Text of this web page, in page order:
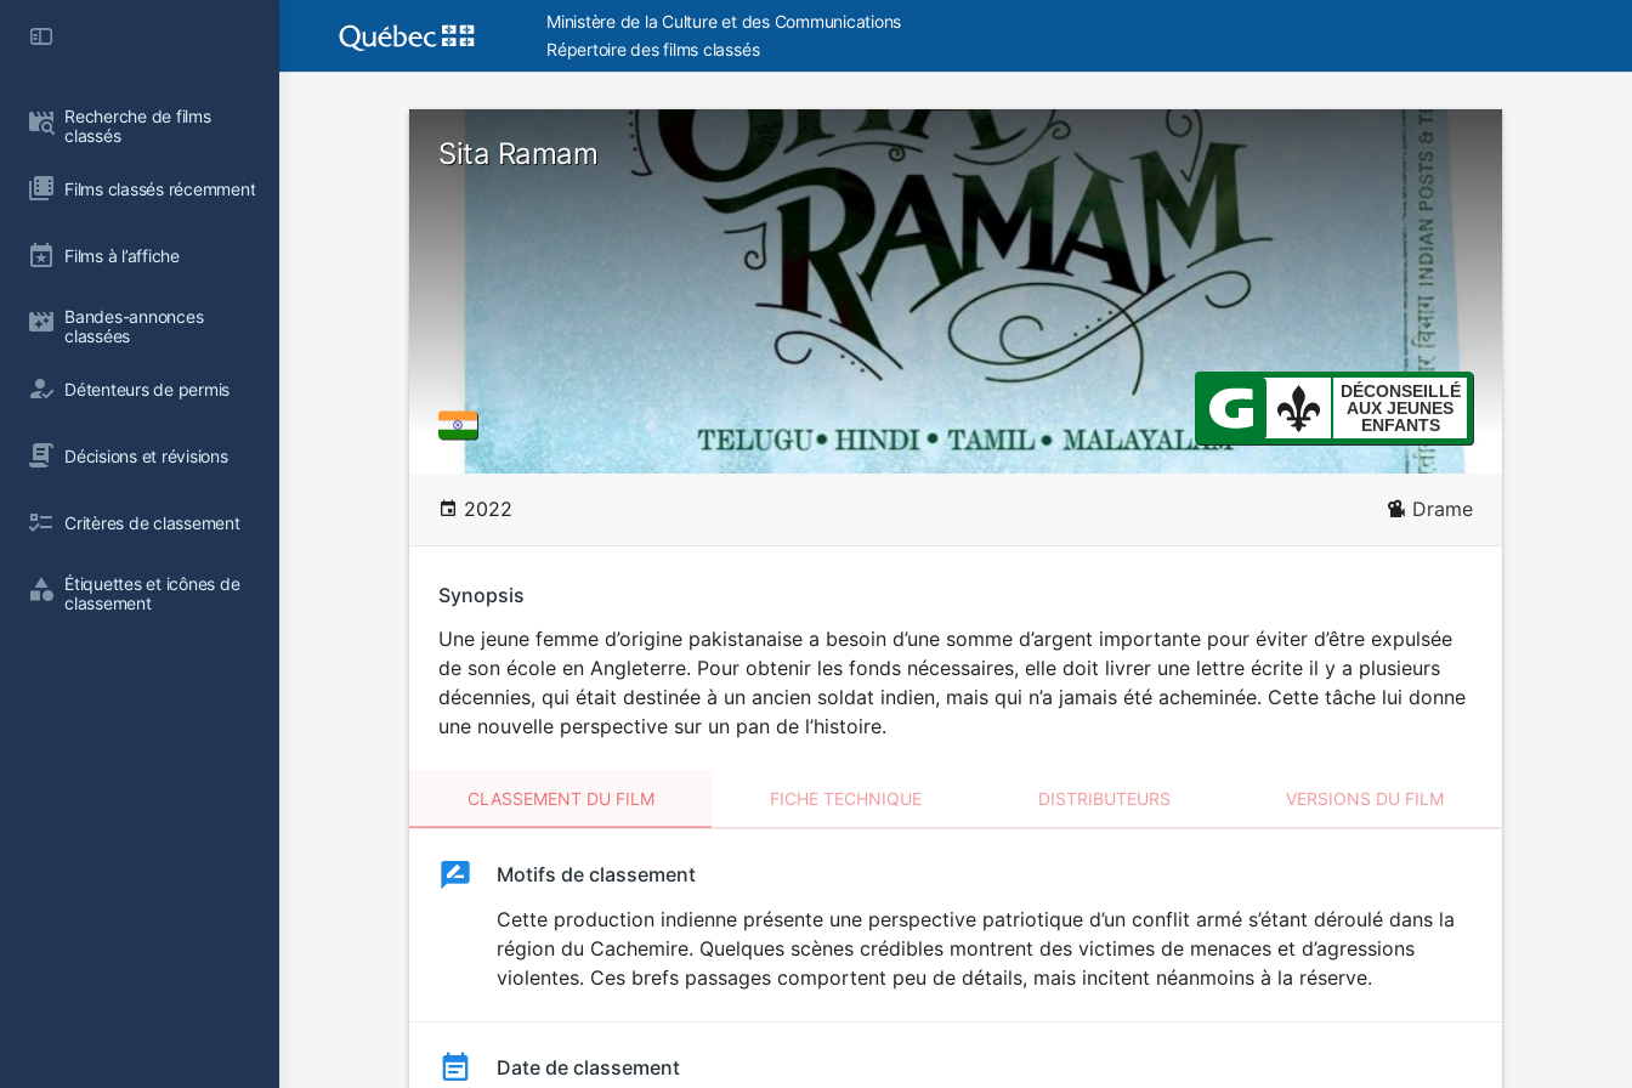
Recherche de films
classés
Films classés récemment
Films à l’affiche
Bandes-annonces
classées
Détenteurs de permis
Décisions et révisions
Critères de classement
Étiquettes et icônes de
classement
Ministère de la Culture et des Communications
Répertoire des films classés
Sita Ramam
DÉCONSEILLÉ
AUX JEUNES
ENFANTS
2022 Drame
Synopsis
Une jeune femme d’origine pakistanaise a besoin d’une somme d’argent importante pour éviter d’être expulsée
de son école en Angleterre. Pour obtenir les fonds nécessaires, elle doit livrer une lettre écrite il y a plusieurs
décennies, qui était destinée à un ancien soldat indien, mais qui n’a jamais été acheminée. Cette tâche lui donne
une nouvelle perspective sur un pan de l’histoire.
CLASSEMENT DU FILM FICHE TECHNIQUE DISTRIBUTEURS VERSIONS DU FILM
ClassementClassement
DÉCONSEILLÉ
AUX JEUNES
ENFANTS
Motifs de classement
Cette production indienne présente une perspective patriotique d’un conflit armé s’étant déroulé dans la
région du Cachemire. Quelques scènes crédibles montrent des victimes de menaces et d’agressions
violentes. Ces brefs passages comportent peu de détails, mais incitent néanmoins à la réserve.
Date de classement